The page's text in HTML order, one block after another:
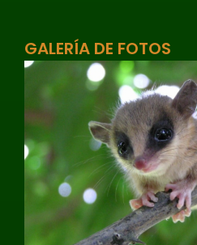
GALERÍA DE FOTOS